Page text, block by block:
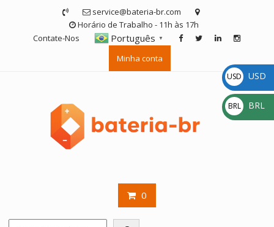
service@bateria-br.com
Horário de Trabalho - 11h às 17h
Contate-Nos
Português ▼
Minha conta
0
USD
$
USD
BRL
R$
BRL